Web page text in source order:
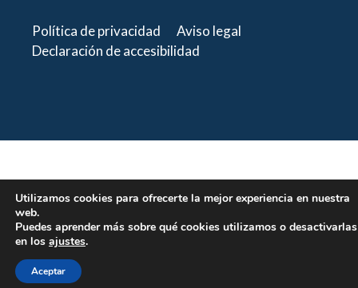
Política de privacidad
Aviso legal
Declaración de accesibilidad
Utilizamos cookies para ofrecerte la mejor experiencia en nuestra
web.
Puedes aprender más sobre qué cookies utilizamos o desactivarlas
en los ajustes.
Aceptar